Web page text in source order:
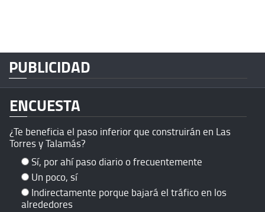
PUBLICIDAD
ENCUESTA
¿Te beneficia el paso inferior que construirán en Las
Torres y Talamás?
Sí, por ahí paso diario o frecuentemente
Un poco, sí
Indirectamente porque bajará el tráfico en los
alrededores